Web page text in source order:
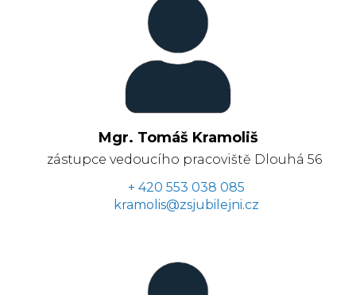
Mgr. Tomáš Kramoliš
zástupce vedoucího pracoviště Dlouhá 56
+ 420 553 038 085
kramolis@zsjubilejni.cz